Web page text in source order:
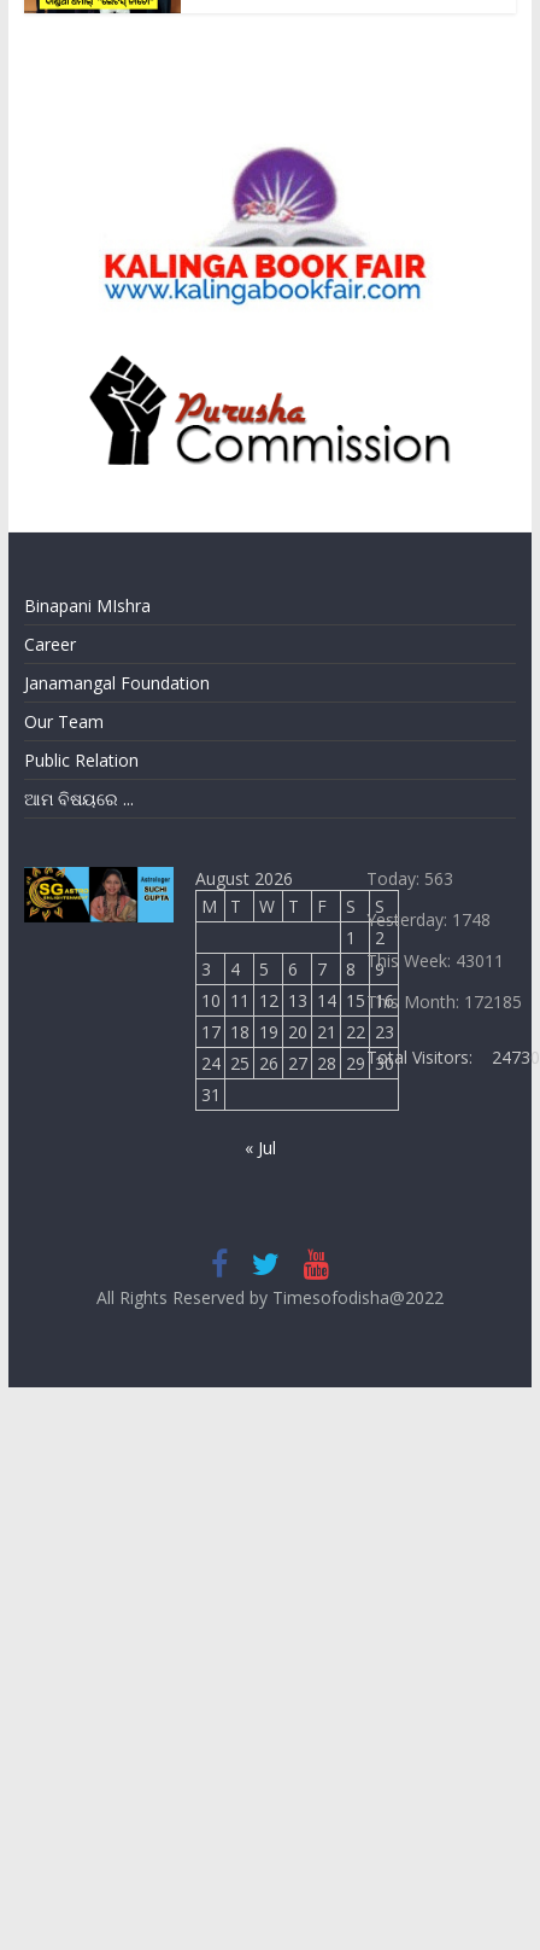
Binapani MIshra
Career
Janamangal Foundation
Our Team
Public Relation
ଆମ ବିଷୟରେ ...
August 2026
M
T W T F S
S
1
2
3
4 5 6 7 8
9
10 11 12 13 14 15 16
17 18 19 20 21 22 23
24 25 26 27 28 29 30
31
« Jul
Today: 563
Yesterday: 1748
This Week: 43011
This Month: 172185
Total Visitors:
All Rights Reserved by Timesofodisha@2022